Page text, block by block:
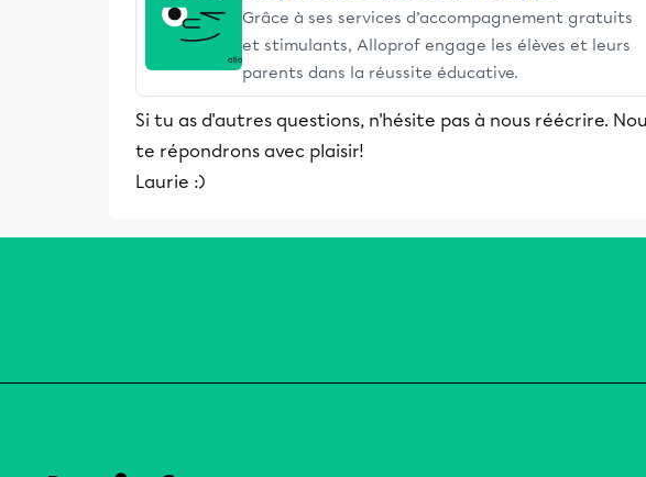
Grâce à ses services d’accompagnement gratuits
et stimulants, Alloprof engage les élèves et leurs
parents dans la réussite éducative.
Si tu as d'autres questions, n'hésite pas à nous réécrire.
te répondrons avec plaisir!
Laurie :)